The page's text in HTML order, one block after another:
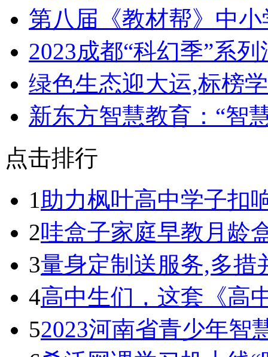
第八届《教材帮》中
​2023成都“科幻季”系
绿色生态迎大运,标榜
新东方智慧教育：“智
点击排行
1 助力枫叶高中学子扣
2哇盒子家庭早教月龄
3量身定制送服务,多
4高中生们，这套《高
52023河南省青少年智